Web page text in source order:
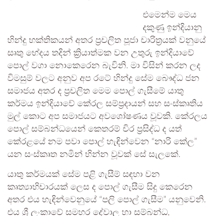
එමෙන්ම මෙය
දකුණු ඉන්දියානු
හින්දු භක්තිකයන් අතර ප්‍රචලිත පූජා චාරිත්‍රයක් වනුයේ
සෘතු භේදය තදින් ක්‍රියාත්මක වන උතුරු ඉන්දියාවේ
පොල් වගා නොකෙරෙන බැවිනි. මා විසින් කරන ලද
විමසුම් වලට අනුව අප රටේ හින්දු සේම බෞද්ධ ජන
සමාජය අතර ද ප්‍රචලිත මෙම පොල් ගැසීමේ යාතු
කර්මය ඉන්දියාවේ කේරල සම්ප්‍රදායන් සහ සංස්කෘතිය
මුල් කොට අප සමාජයට අවශෝෂණය වූවකි. කේරලය
පොල් සම්බන්ධයෙන් කෙතරම් චිර ප්‍රසිද්ධ ද යත්
කේරළයේ නම පවා පොල් හැඳින්වෙන “නාරි කේල”
යන සංස්කෘත නමින් භින්න වූවක් සේ සැලකේ.
යාතු කර්මයක් සේම පළි ගැසීම් සඳහා වන
කෘත්‍යාභිචාරයක් ලෙස ද පොල් ගැසීම සිදු කෙරෙන
අතර එය හැඳින්වෙනුයේ “පලි පොල් ගැසීම” යනුවෙනි.
එය ශ්‍රී ලංකාවේ සමහර දේවාල හා සම්බන්ධ,